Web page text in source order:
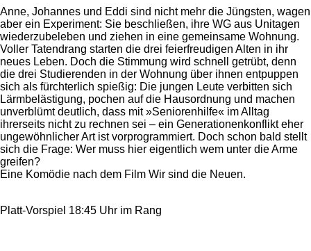
Anne, Johannes und Eddi sind nicht mehr die Jüngsten, wagen
aber ein Experiment: Sie beschließen, ihre WG aus Unitagen
wiederzubeleben und ziehen in eine gemeinsame Wohnung.
Voller Tatendrang starten die drei feierfreudigen Alten in ihr
neues Leben. Doch die Stimmung wird schnell getrübt, denn
die drei Studierenden in der Wohnung über ihnen entpuppen
sich als fürchterlich spießig: Die jungen Leute verbitten sich
Lärmbelästigung, pochen auf die Hausordnung und machen
unverblümt deutlich, dass mit »Seniorenhilfe« im Alltag
ihrerseits nicht zu rechnen sei – ein Generationenkonflikt eher
ungewöhnlicher Art ist vorprogrammiert. Doch schon bald stellt
sich die Frage: Wer muss hier eigentlich wem unter die Arme
greifen?
Eine Komödie nach dem Film Wir sind die Neuen.
Platt-Vorspiel 18:45 Uhr im Rang